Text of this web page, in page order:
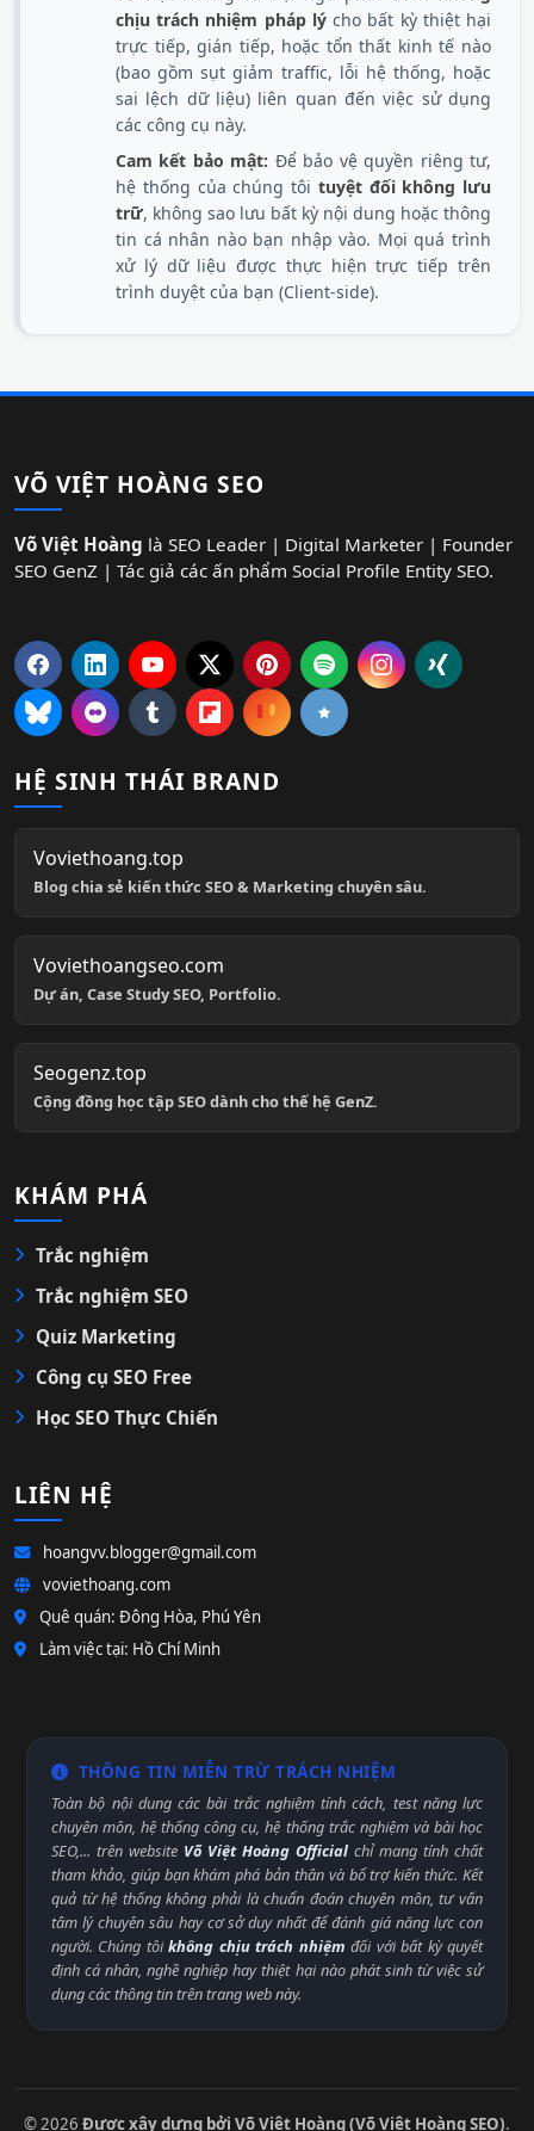
chịu trách nhiệm pháp lýcho bất kỳ thiệt hại
trực tiếp, gián tiếp, hoặc tổn thất kinh tế nào
(bao gồm sụt giảm traffic, lỗi hệ thống, hoặc
sai lệch dữ liệu) liên quan đến việc sử dụng
các công cụ này.
Cam kết bảo mật: Để bảo vệ quyền riêng tư,
hệ thống của chúng tôi tuyệt đối không lưu
trữ, không sao lưu bất kỳ nội dung hoặc thông
tin cá nhân nào bạn nhập vào. Mọi quá trình
xử lý dữ liệu được thực hiện trực tiếp trên
trình duyệt của bạn (Client-side).
VÕ VIỆT HOÀNG SEO
Võ Việt Hoàng là SEO Leader | Digital Marketer | Founder
SEO GenZ | Tác giả các ấn phẩm Social Profile Entity SEO.
HỆ SINH THÁI BRAND
Voviethoang.top
Blog chia sẻ kiến thức SEO & Marketing chuyên sâu.
Voviethoangseo.com
Dự án, Case Study SEO, Portfolio.
Seogenz.top
Cộng đồng học tập SEO dành cho thế hệ GenZ.
KHÁM PHÁ
Trắc nghiệm
Trắc nghiệm SEO
Quiz Marketing
Công cụ SEO Free
Học SEO Thực Chiến
LIÊN HỆ
hoangvv.blogger@gmail.com
voviethoang.com
Quê quán: Đông Hòa, Phú Yên
Làm việc tại: Hồ Chí Minh
THÔNG TIN MIỄN TRỪ TRÁCH NHIỆM
Toàn bộ nội dung các bài trắc nghiệm tính cách, test năng lực
chuyên môn, hệ thống công cụ, hệ thống trắc nghiệm và bài học
SEO,... trên website Võ Việt Hoàng Official chỉ mang tính chất
tham khảo, giúp bạn khám phá bản thân và bổ trợ kiến thức. Kết
quả từ hệ thống không phải là chuẩn đoán chuyên môn, tư vấn
tâm lý chuyên sâu hay cơ sở duy nhất để đánh giá năng lực con
người. Chúng tôikhông chịu trách nhiệm đối với bất kỳ quyết
định cá nhân, nghề nghiệp hay thiệt hại nào phát sinh từ việc sử
dụng các thông tin trên trang web này.
© 2026 Được xây dựng bởi Võ Việt Hoàng (Võ Việt Hoàng SEO).